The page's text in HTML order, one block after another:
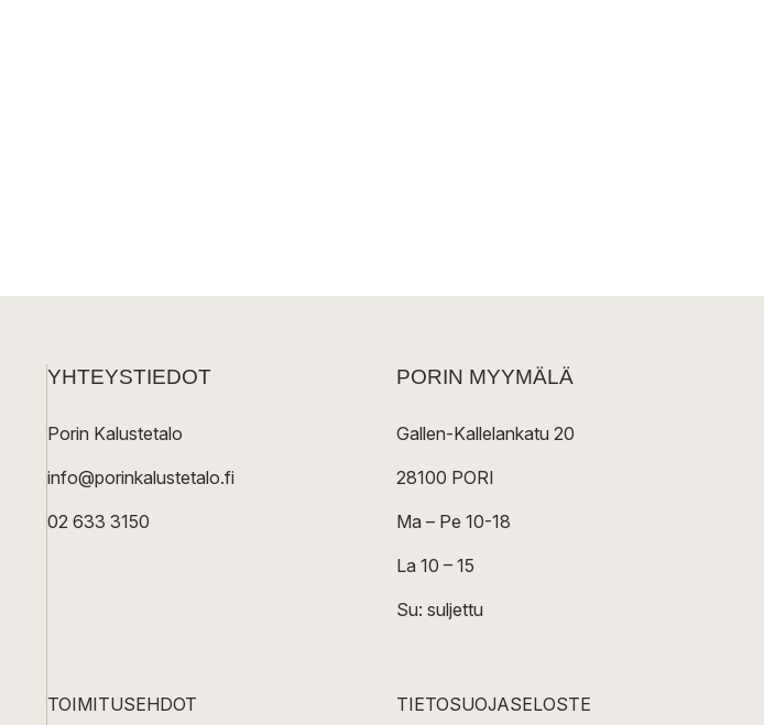
YHTEYSTIEDOT
Porin Kalustetalo
info@porinkalustetalo.fi
02 633 3150
PORIN MYYMÄLÄ
Gallen-Kallelankatu 20
28100 PORI
Ma – Pe 10-18
La 10 – 15
Su: suljettu
TOIMITUSEHDOT TIETOSUOJASELOSTE